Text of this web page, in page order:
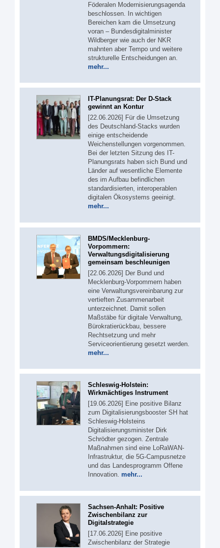
Föderalen Modernisierungsagenda
beschlossen. In wichtigen
Bereichen kam die Umsetzung
voran – Bundesdigitalminister
Wildberger wie auch der NKR
mahnten aber Tempo und weitere
strukturelle Entscheidungen an.
mehr...
IT-Planungsrat: Der D-Stack
gewinnt an Kontur
[22.06.2026] Für die Umsetzung
des Deutschland-Stacks wurden
einige entscheidende
Weichenstellungen vorgenommen.
Bei der letzten Sitzung des IT-
Planungsrats haben sich Bund und
Länder auf wesentliche Elemente
des im Aufbau befindlichen
standardisierten, interoperablen
digitalen Ökosystems geeinigt.
mehr...
BMDS/Mecklenburg-
Vorpommern:
Verwaltungsdigitalisierung
gemeinsam beschleunigen
[22.06.2026] Der Bund und
Mecklenburg-Vorpommern haben
eine Verwaltungsvereinbarung zur
vertieften Zusammenarbeit
unterzeichnet. Damit sollen
Maßstäbe für digitale Verwaltung,
Bürokratierückbau, bessere
Rechtsetzung und mehr
Serviceorientierung gesetzt werden.
mehr...
Schleswig-Holstein:
Wirkmächtiges Instrument
[19.06.2026] Eine positive Bilanz
zum Digitalisierungsbooster SH hat
Schleswig-Holsteins
Digitalisierungsminister Dirk
Schrödter gezogen. Zentrale
Maßnahmen sind eine LoRaWAN-
Infrastruktur, die 5G-Campusnetze
und das Landesprogramm Offene
Innovation. mehr...
Sachsen-Anhalt: Positive
Zwischenbilanz zur
Digitalstrategie
[17.06.2026] Eine positive
Zwischenbilanz der Strategie